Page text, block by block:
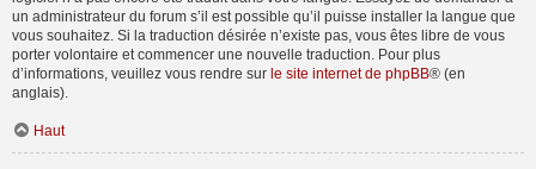
un administrateur du forum s’il est possible qu’il puisse installer la langue que
vous souhaitez. Si la traduction désirée n’existe pas, vous êtes libre de vous
porter volontaire et commencer une nouvelle traduction. Pour plus
d’informations, veuillez vous rendre sur le site internet de phpBB® (en
anglais).
Haut